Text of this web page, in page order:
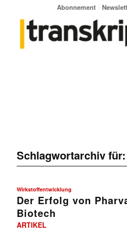
Abonnement
Schlagwortarchiv für:
Wirkstoffentwicklung
Der Erfolg von
Biotech
ARTIKEL